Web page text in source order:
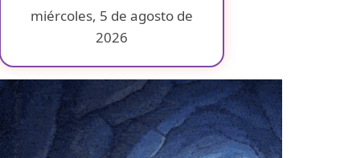
miércoles, 5 de agosto de
2026
❄
❄
❄
❄
❄